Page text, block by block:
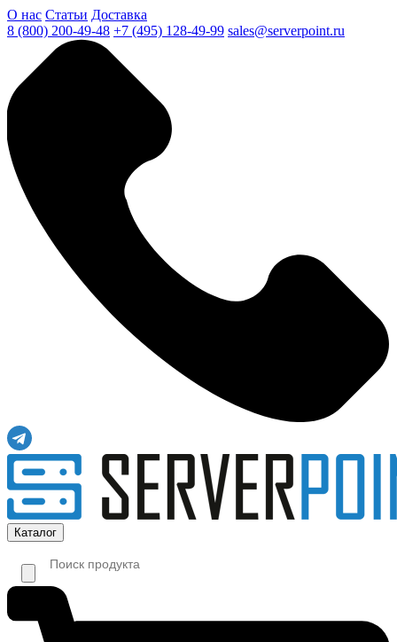
О нас Статьи Доставка
8 (800) 200-49-48 +7 (495) 128-49-99 sales@serverpoint.ru
Каталог